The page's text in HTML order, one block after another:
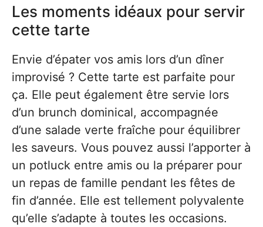
Les moments idéaux pour servir
cette tarte
Envie d’épater vos amis lors d’un dîner
improvisé ? Cette tarte est parfaite pour
ça. Elle peut également être servie lors
d’un brunch dominical, accompagnée
d’une salade verte fraîche pour équilibrer
les saveurs. Vous pouvez aussi l’apporter à
un potluck entre amis ou la préparer pour
un repas de famille pendant les fêtes de
fin d’année. Elle est tellement polyvalente
qu’elle s’adapte à toutes les occasions.